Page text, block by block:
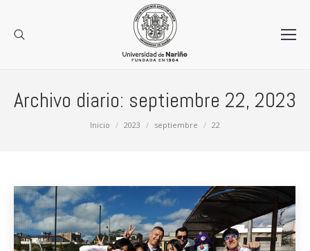
Archivo diario: septiembre 22, 2023
Inicio 2023 septiembre 22